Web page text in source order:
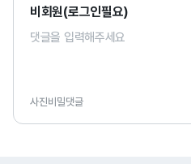
비회원(로그인필요)
사진비밀댓글